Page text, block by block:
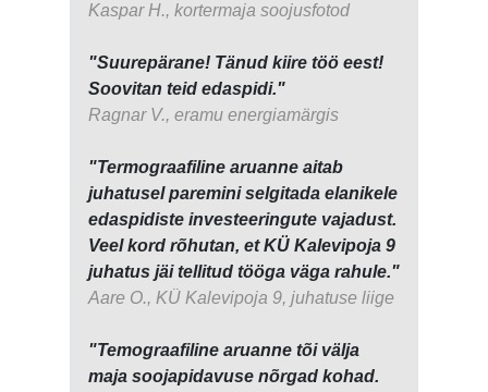
Kaspar H., kortermaja soojusfotod
"Suurepärane! Tänud kiire töö eest!
Soovitan teid edaspidi."
Ragnar V., eramu energiamärgis
"Termograafiline aruanne aitab
juhatusel paremini selgitada elanikele
edaspidiste investeeringute vajadust.
Veel kord rõhutan, et KÜ Kalevipoja 9
juhatus jäi tellitud tööga väga rahule."
Aare O., KÜ Kalevipoja 9, juhatuse liige
"Temograafiline aruanne tõi välja
maja soojapidavuse nõrgad kohad.